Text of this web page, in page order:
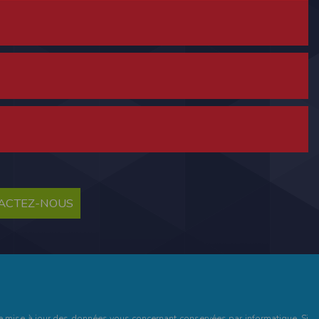
NOUS
tablette ou un smartphone.
été déclaré à la Commission Nationale de
fonctionnalités du site. Les données
web, et d'effectuer une localisation
vous nous transmettez volontairement